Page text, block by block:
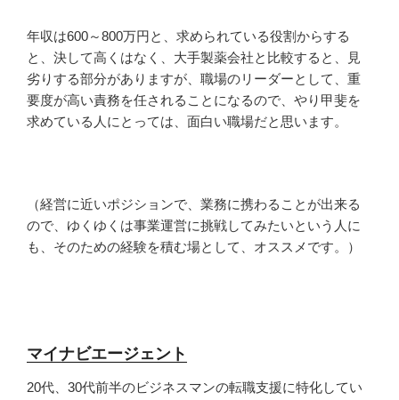
年収は600～800万円と、求められている役割からする
と、決して高くはなく、大手製薬会社と比較すると、見
劣りする部分がありますが、職場のリーダーとして、重
要度が高い責務を任されることになるので、やり甲斐を
求めている人にとっては、面白い職場だと思います。
（経営に近いポジションで、業務に携わることが出来る
ので、ゆくゆくは事業運営に挑戦してみたいという人に
も、そのための経験を積む場として、オススメです。）
マイナビエージェント
20代、30代前半のビジネスマンの転職支援に特化してい